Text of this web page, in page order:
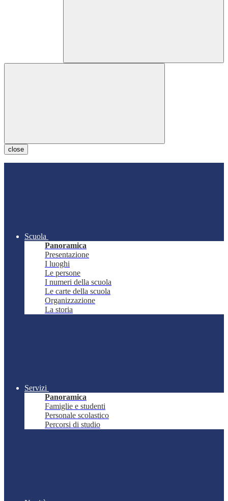
close
Scuola
Panoramica
Presentazione
I luoghi
Le persone
I numeri della scuola
Le carte della scuola
Organizzazione
La storia
Servizi
Panoramica
Famiglie e studenti
Personale scolastico
Percorsi di studio